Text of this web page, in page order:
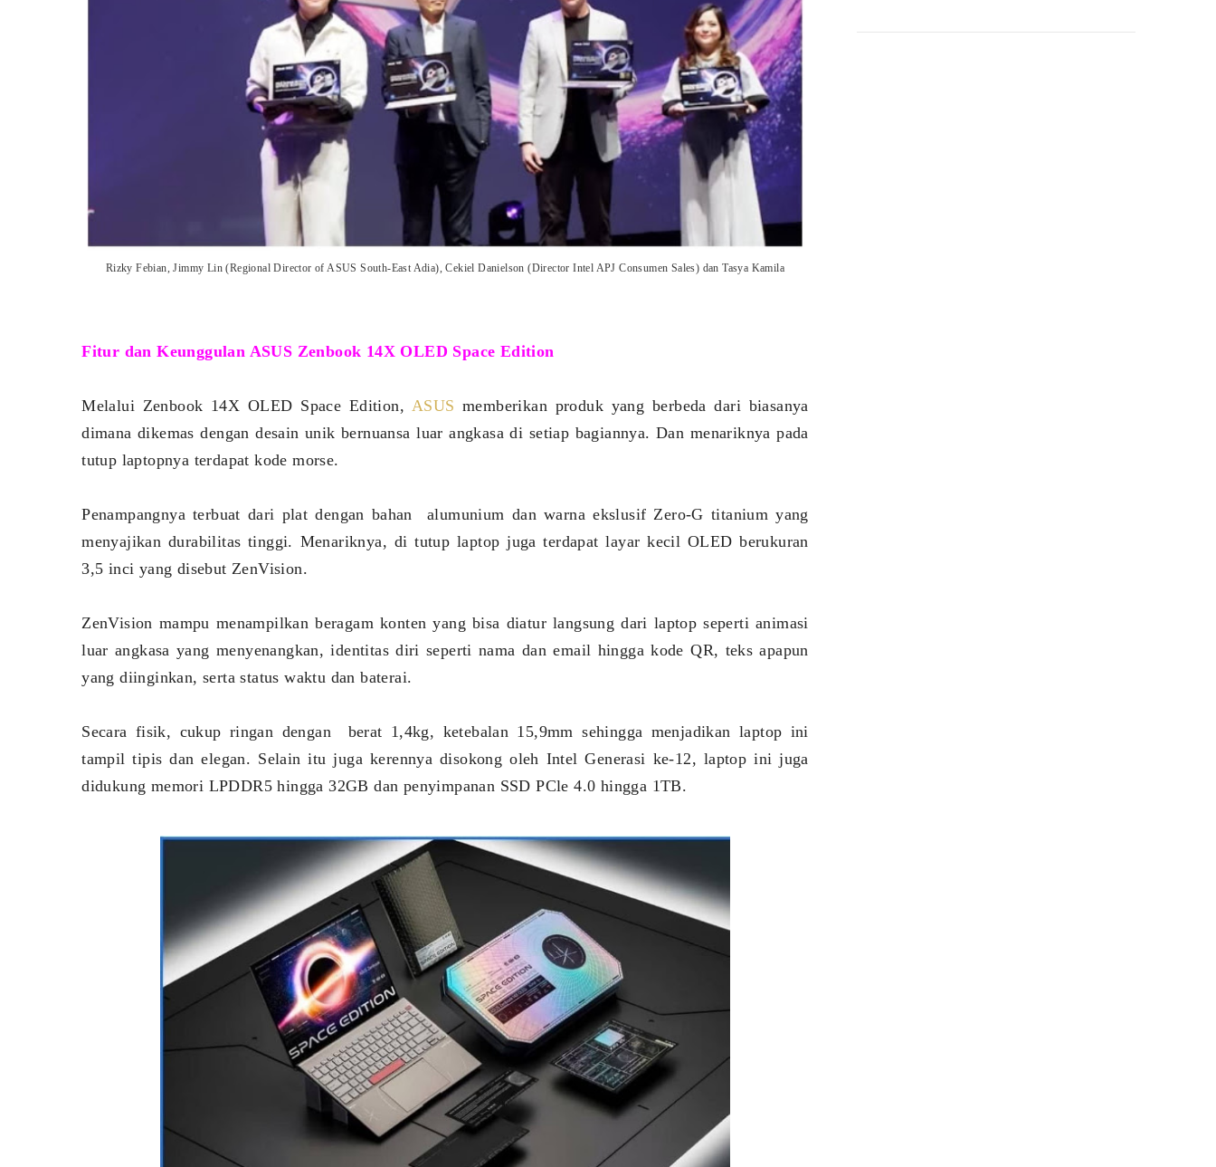
Rizky Febian, Jimmy Lin (Regional Director of ASUS South-East Adia), Cekiel Danielson (Director Intel APJ Consumen Sales) dan Tasya Kamila
Fitur dan Keunggulan ASUS Zenbook 14X OLED Space Edition
Melalui Zenbook 14X OLED Space Edition, ASUS memberikan produk yang berbeda dari biasanya
dimana dikemas dengan desain unik bernuansa luar angkasa di setiap bagiannya. Dan menariknya pada
tutup laptopnya terdapat kode morse.
Penampangnya terbuat dari plat dengan bahan alumunium dan warna ekslusif Zero-G titanium yang
menyajikan durabilitas tinggi. Menariknya, di tutup laptop juga terdapat layar kecil OLED berukuran
3,5 inci yang disebut ZenVision.
ZenVision mampu menampilkan beragam konten yang bisa diatur langsung dari laptop seperti animasi
luar angkasa yang menyenangkan, identitas diri seperti nama dan email hingga kode QR, teks apapun
yang diinginkan, serta status waktu dan baterai.
Secara fisik, cukup ringan dengan berat 1,4kg, ketebalan 15,9mm sehingga menjadikan laptop ini
tampil tipis dan elegan. Selain itu juga kerennya disokong oleh Intel Generasi ke-12, laptop ini juga
didukung memori LPDDR5 hingga 32GB dan penyimpanan SSD PCle 4.0 hingga 1TB.